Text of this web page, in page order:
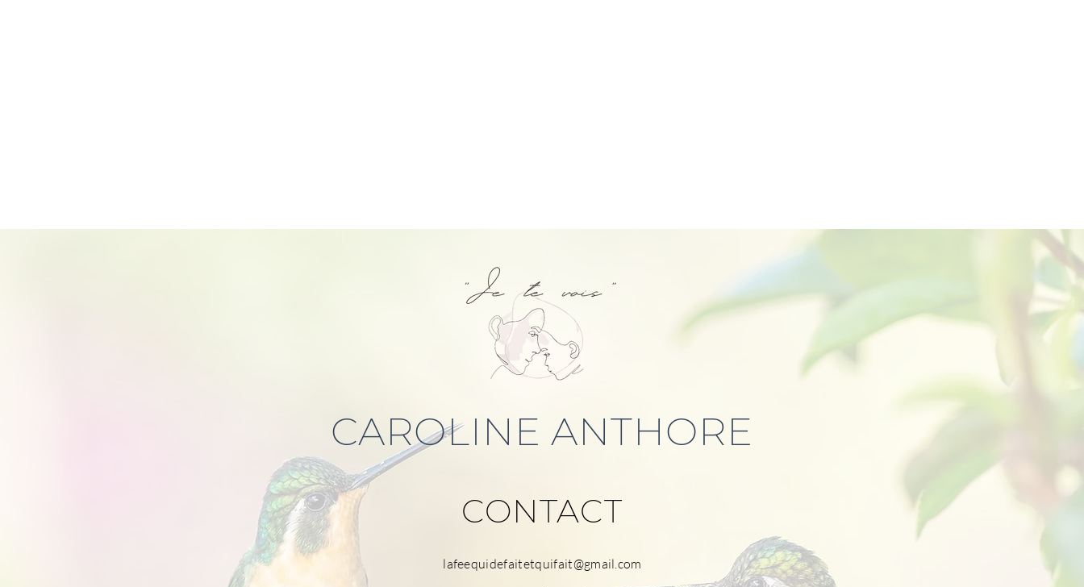
CONTACT
lafeequidefaitetquifait@gmail.com
CAROLINE ANTHORE